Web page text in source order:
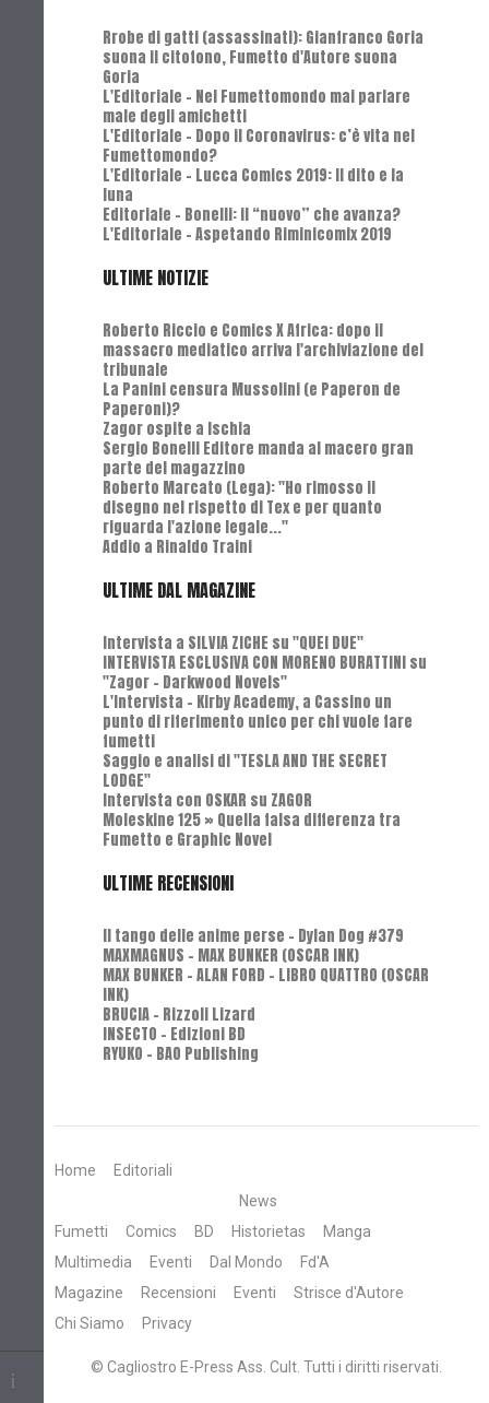
Rrobe di gatti (assassinati): Gianfranco Goria
suona il citofono, Fumetto d'Autore suona
Goria
L'Editoriale - Nel Fumettomondo mai parlare
male degli amichetti
L'Editoriale - Dopo il Coronavirus: c’è vita nel
Fumettomondo?
L'Editoriale - Lucca Comics 2019: Il dito e la
luna
Editoriale - Bonelli: il “nuovo” che avanza?
L'Editoriale - Aspetando Riminicomix 2019
ULTIME NOTIZIE
Roberto Riccio e Comics X Africa: dopo il
massacro mediatico arriva l'archiviazione del
tribunale
La Panini censura Mussolini (e Paperon de
Paperoni)?
Zagor ospite a Ischia
Sergio Bonelli Editore manda al macero gran
parte del magazzino
Roberto Marcato (Lega): "Ho rimosso il
disegno nel rispetto di Tex e per quanto
riguarda l'azione legale..."
Addio a Rinaldo Traini
ULTIME DAL MAGAZINE
Intervista a SILVIA ZICHE su "QUEI DUE"
INTERVISTA ESCLUSIVA CON MORENO BURATTINI su
"Zagor - Darkwood Novels"
L'Intervista - Kirby Academy, a Cassino un
punto di riferimento unico per chi vuole fare
fumetti
Saggio e analisi di "TESLA AND THE SECRET
LODGE"
Intervista con OSKAR su ZAGOR
Moleskine 125 » Quella falsa differenza tra
Fumetto e Graphic Novel
ULTIME RECENSIONI
Il tango delle anime perse - Dylan Dog #379
MAXMAGNUS – MAX BUNKER (OSCAR INK)
MAX BUNKER – ALAN FORD – LIBRO QUATTRO (OSCAR
INK)
BRUCIA - Rizzoli Lizard
INSECTO - Edizioni BD
RYUKO - BAO Publishing
Home
Editoriali
News
Fumetti
Comics BD Historietas
Manga
Multimedia
Eventi Dal Mondo
Fd'A
Magazine
Recensioni Eventi
Strisce d'Autore
Chi Siamo
Privacy
© Cagliostro E-Press Ass. Cult. Tutti i diritti riservati.